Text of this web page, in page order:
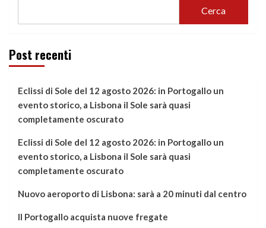
Cerca
Post recenti
Eclissi di Sole del 12 agosto 2026: in Portogallo un
evento storico, a Lisbona il Sole sarà quasi
completamente oscurato
Eclissi di Sole del 12 agosto 2026: in Portogallo un
evento storico, a Lisbona il Sole sarà quasi
completamente oscurato
Nuovo aeroporto di Lisbona: sarà a 20 minuti dal centro
Il Portogallo acquista nuove fregate